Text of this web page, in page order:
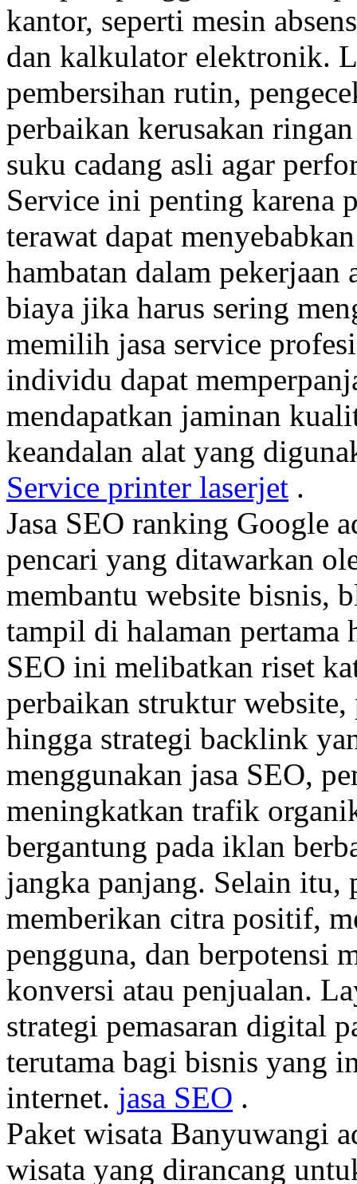
kantor, seperti mesin
dan kalkulator elektronik.
pembersihan rutin,
perbaikan kerusakan
suku cadang asli agar
Service ini penting karena
terawat dapat
hambatan dalam
biaya jika harus sering
memilih jasa service
individu dapat
mendapatkan jaminan
keandalan alat yang
Service printer laserjet .
Jasa SEO ranking Google
pencari yang ditawarkan
membantu website bisnis,
tampil di halaman pertama
SEO ini melibatkan riset
perbaikan struktur website,
hingga strategi backlink
menggunakan jasa SEO,
meningkatkan trafik
bergantung pada iklan
jangka panjang. Selain
memberikan citra positif,
pengguna, dan berpotensi
konversi atau penjualan.
strategi pemasaran digital
terutama bagi bisnis yang
internet. jasa SEO .
Paket wisata Banyuwangi
wisata yang dirancang